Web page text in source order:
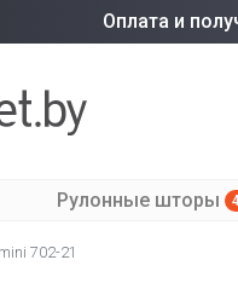
Оплата и
Рулонные шторы
702-21